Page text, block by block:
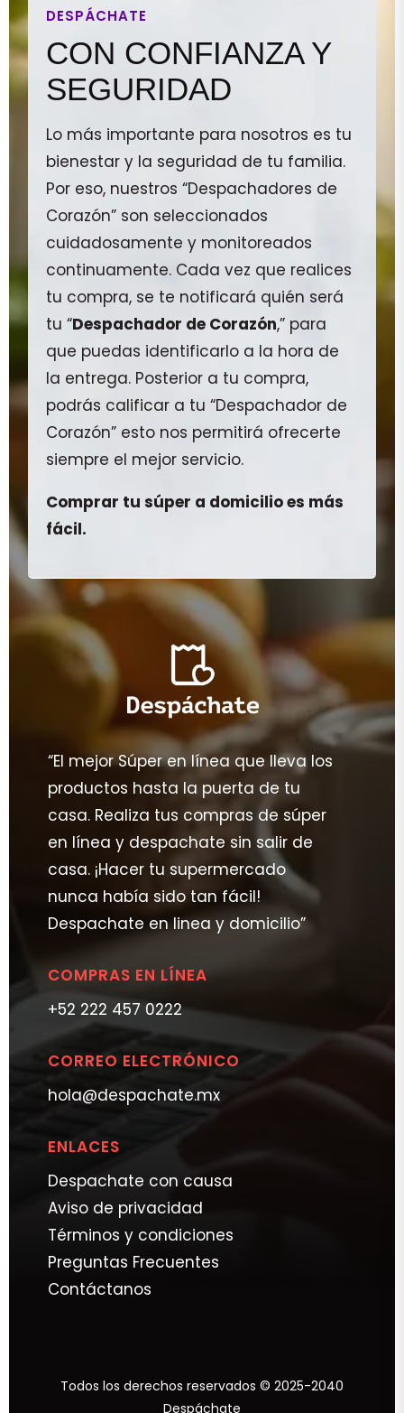
DESPÁCHATE
CON CONFIANZA Y
SEGURIDAD
Lo más importante para nosotros es tu
bienestar y la seguridad de tu familia.
Por eso, nuestros “Despachadores de
Corazón” son seleccionados
cuidadosamente y monitoreados
continuamente. Cada vez que realices
tu compra, se te notificará quién será
tu “Despachador de Corazón,” para
que puedas identificarlo a la hora de
la entrega. Posterior a tu compra,
podrás calificar a tu “Despachador de
Corazón” esto nos permitirá ofrecerte
siempre el mejor servicio.
Comprar tu súper a domicilio es más
fácil.
“El mejor Súper en línea que lleva los
productos hasta la puerta de tu
casa. Realiza tus compras de súper
en línea y despachate sin salir de
casa. ¡Hacer tu supermercado
nunca había sido tan fácil!
Despachate en linea y domicilio”
COMPRAS EN LÍNEA
+52 222 457 0222
CORREO ELECTRÓNICO
hola@despachate.mx
ENLACES
Despachate con causa
Aviso de privacidad
Términos y condiciones
Preguntas Frecuentes
Contáctanos
Todos los derechos reservados © 2025-2040
Despáchate